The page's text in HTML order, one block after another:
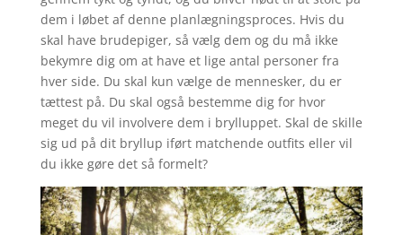
dem i løbet af denne planlægningsproces. Hvis du
skal have brudepiger, så vælg dem og du må ikke
bekymre dig om at have et lige antal personer fra
hver side. Du skal kun vælge de mennesker, du er
tættest på. Du skal også bestemme dig for hvor
meget du vil involvere dem i brylluppet. Skal de skille
sig ud på dit bryllup iført matchende outfits eller vil
du ikke gøre det så formelt?